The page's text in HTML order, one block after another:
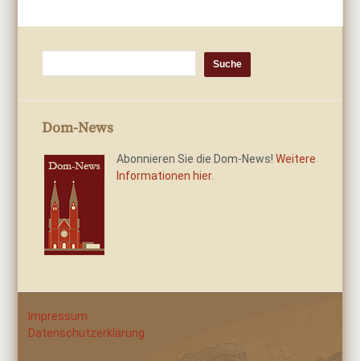
Dom-News
Abonnieren Sie die Dom-News!Weitere
Informationen hier.
Impressum
Datenschutzerklärung